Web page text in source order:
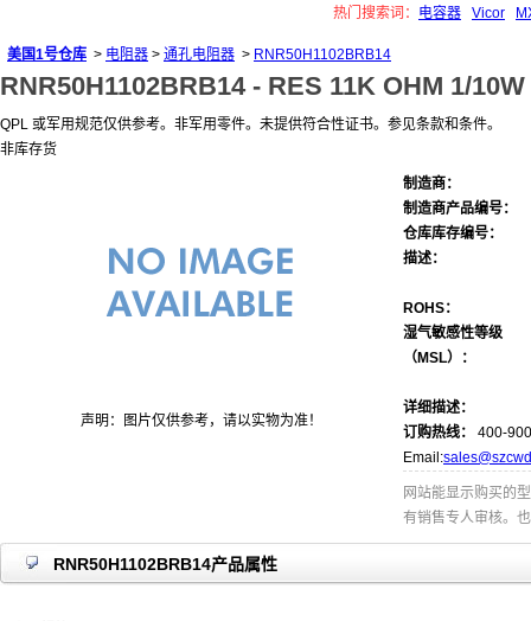
热门搜索词： 电容器 Vicor
美国1号仓库 > 电阻器 > 通孔电阻器 > RNR50H1102BRB14
RNR50H1102BRB14 - RES 11K OHM 1/
QPL 或军用规范仅供参考。非军用零件。未提供符合性证书。参见条款和条件。
非库存货
声明：图片仅供参考，请以实物为准！
制造商：
制造商产品编号：
仓库库存编号：
描述：
ROHS：
湿气敏感性等级
（MSL）：
详细描述：
订购热线：
400-
Email:
网站能显示购买的
有销售专人审核。
RNR50H1102BRB14产品属性